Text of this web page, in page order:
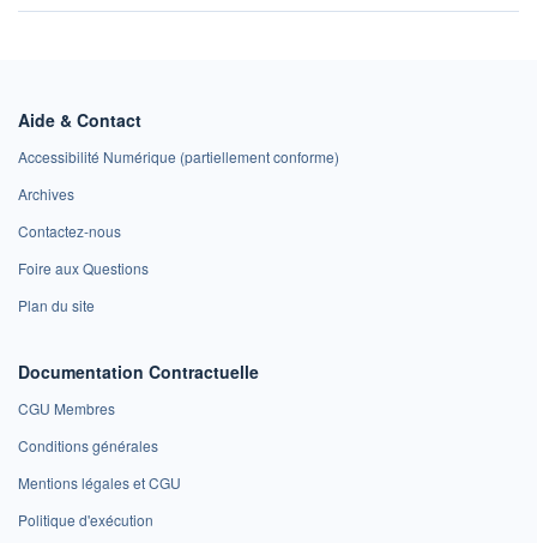
Aide & Contact
Accessibilité Numérique (partiellement conforme)
Archives
Contactez-nous
Foire aux Questions
Plan du site
Documentation Contractuelle
CGU Membres
Conditions générales
Mentions légales et CGU
Politique d'exécution